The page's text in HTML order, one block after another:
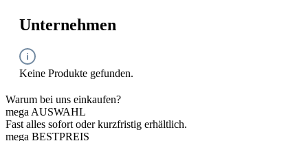
Unternehmen
Keine Produkte gefunden.
Warum bei uns einkaufen?
mega AUSWAHL
Fast alles sofort oder kurzfristig erhältlich.
mega BESTPREIS